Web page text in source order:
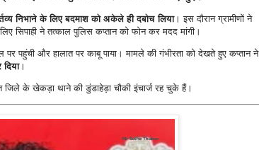
निभाने के लिए बदमाश को अकेले ही दबोच लिया। इस दौरान ग्रामीणों ने
सिपाही ने तत्काल पुलिस कप्तान को फोन कर मदद मांगी।
पहुंची और हालात पर काबू पाया। मामले की गंभीरता को देखते हुए कप्तान ने
।
के खेकड़ा थाने की डुंडाहेड़ा चौकी इंचार्ज रह चुके हैं।